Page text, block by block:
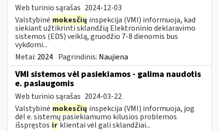
Web turinio sąrašas 2024-12-03
Valstybinė mokesčių inspekcija (VMI) informuoja, kad
siekiant užtikrinti sklandžią Elektroninio deklaravimo
sistemos (EDS) veiklą, gruodžio 7-8 dienomis bus
vykdomi...
Metai: 2024 Pagrindinis: Naujiena
VMI sistemos vėl pasiekiamos - galima naudotis
e. paslaugomis
Web turinio sąrašas 2024-03-22
Valstybinė mokesčių inspekcija (VMI) informuoja, jog
dėl e. sistemų pasiekiamumo kilusios problemos
išspręstos ir klientai vėl gali sklandžiai...